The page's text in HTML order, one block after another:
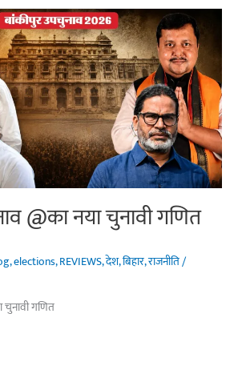
@का नया चुनावी गणित
,elections,REVIEWS,देश,बिहार,राजनीति/
चुनावी गणित